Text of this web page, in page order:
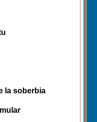
la soberbia